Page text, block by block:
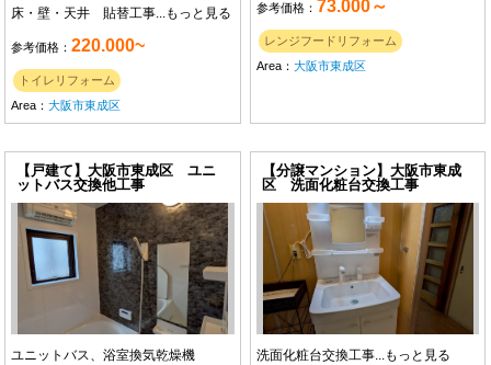
床・壁・天井 貼替工事...もっと見る
参考価格：220.000~
トイレリフォーム
Area：大阪市東成区
参考価格： 73.000～
レンジフードリフォーム
Area：大阪市東成区
【戸建て】大阪市東成区 ユニ
ットバス交換他工事
ユニットバス、浴室換気乾燥機
【分譲マンション】大阪市東成
区 洗面化粧台交換工事
洗面化粧台交換工事...もっと見る